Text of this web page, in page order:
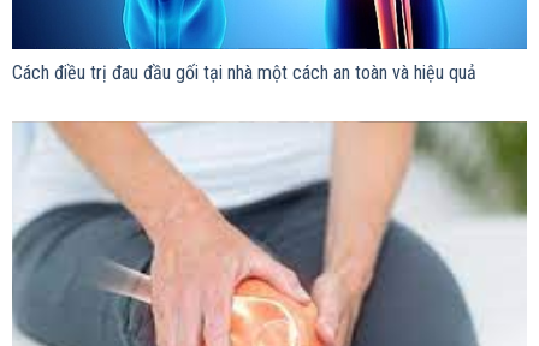
Cách điều trị đau đầu gối tại nhà một cách an toàn và hiệu quả